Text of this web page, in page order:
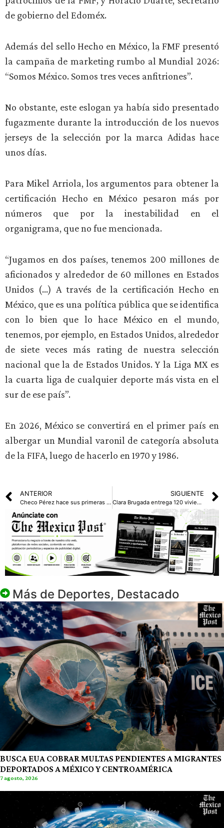
de gobierno del Edoméx.
Además del sello Hecho en México, la FMF presentó
la campaña de marketing rumbo al Mundial 2026:
“Somos México. Somos tres veces anfitriones”.
No obstante, este eslogan ya había sido presentado
fugazmente durante la introducción de los nuevos
jerseys de la selección por la marca Adidas hace
unos días.
Para Mikel Arriola, los argumentos para obtener la
certificación Hecho en México pesaron más por
números que por la inestabilidad en el
organigrama, que no fue mencionada.
“Jugamos en dos países, tenemos 200 millones de
aficionados y alrededor de 60 millones en Estados
Unidos (…) A través de la certificación Hecho en
México, que es una política pública que se identifica
con lo bien que lo hace México en el mundo,
tenemos, por ejemplo, en Estados Unidos, alrededor
de siete veces más rating de nuestra selección
nacional que la de Estados Unidos. Y la Liga MX es
la cuarta liga de cualquier deporte más vista en el
sur de ese país”.
En 2026, México se convertirá en el primer país en
albergar un Mundial varonil de categoría absoluta
de la FIFA, luego de hacerlo en 1970 y 1986.
ANTERIOR
Checo Pérez hace sus primeras pruebas con Cadillac en Imola
SIGUIENTE
Clara Brugada entrega 120 viviendas a comunidades indígenas en el Centro Histórico y la Guerrero
Más de Deportes, Destacado
BUSCA EUA COBRAR MULTAS PENDIENTES A MIGRANTES
DEPORTADOS A MÉXICO Y CENTROAMÉRICA
7 agosto, 2026